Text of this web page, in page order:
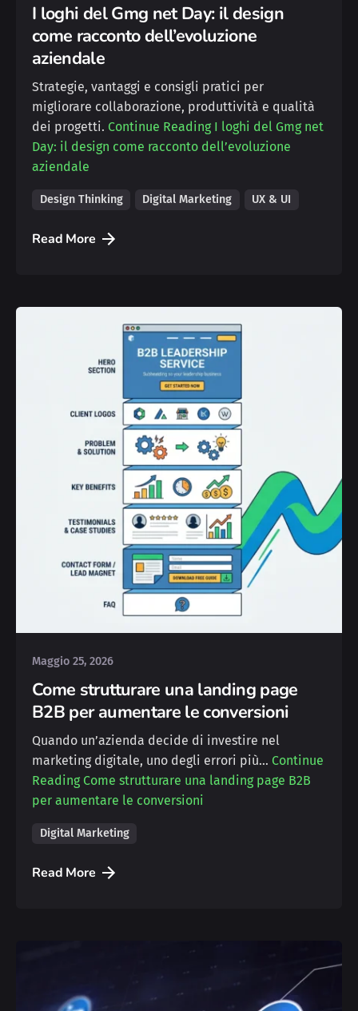
I loghi del Gmg net Day: il design
come racconto dell’evoluzione
aziendale
Strategie, vantaggi e consigli pratici per
migliorare collaborazione, produttività e qualità
dei progetti. Continue ReadingI loghi del Gmg net
Day: il design come racconto dell’evoluzione
aziendale
Design Thinking Digital Marketing UX & UI
Read More
Posted by
Michele
Maggio 25, 2026
Come strutturare una landing page
B2B per aumentare le conversioni
Quando un’azienda decide di investire nel
marketing digitale, uno degli errori più… Continue
ReadingCome strutturare una landing page B2B
per aumentare le conversioni
Digital Marketing
Read More